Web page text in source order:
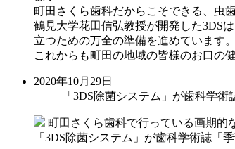
町田さくら歯科だからこそできる、虫
鶴見大学花田信弘教授が開発した3DS
立つための万全の準備を進めています。
これからも町田の地域の皆様のお口の
2020年10月29日
「3DS除菌システム」が歯科学
町田さくら歯科で行っている画期的
「3DS除菌システム」が歯科学術誌「